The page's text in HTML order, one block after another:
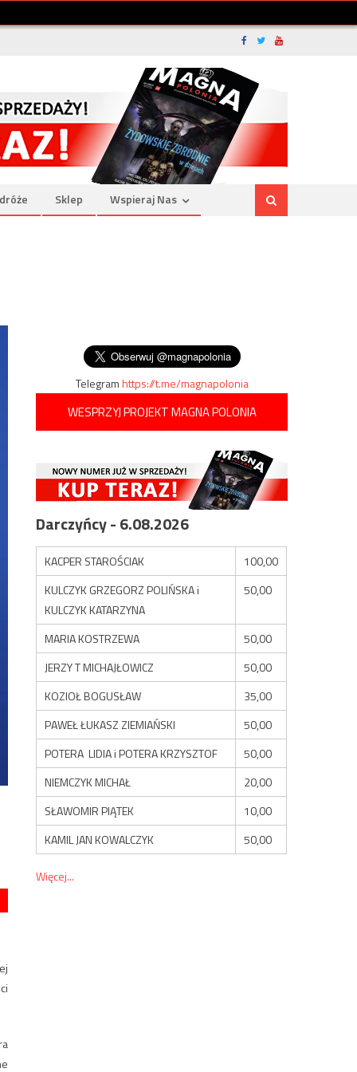
Sklep Wspieraj Nas
Telegramhttps://t.me/magnapolonia
WESPRZYJ PROJEKT MAGNA POLONIA
Darczyńcy - 6.08.2026
KACPER STAROŚCIAK
100,00
KULCZYK GRZEGORZ POLIŃSKA i
KULCZYK KATARZYNA
50,00
MARIA KOSTRZEWA
50,00
JERZY T MICHAJŁOWICZ
50,00
KOZIOŁ BOGUSŁAW
35,00
PAWEŁ ŁUKASZ ZIEMIAŃSKI
50,00
POTERA LIDIA i POTERA KRZYSZTOF
50,00
NIEMCZYK MICHAŁ
20,00
SŁAWOMIR PIĄTEK
10,00
KAMIL JAN KOWALCZYK
50,00
Więcej...